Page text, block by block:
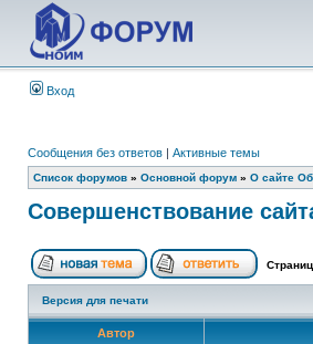
Вход
Сообщения без ответов | Активные темы
Список форумов » Основной форум » О сайте
Совершенствование
Версия для печати
Автор